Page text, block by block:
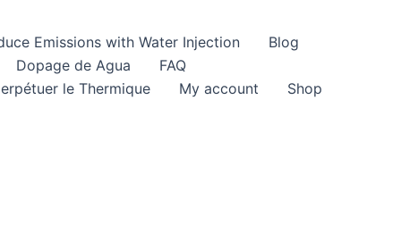
Emissions with Water Injection
Blog
Dopage de Agua
FAQ
le Thermique
My account Shop